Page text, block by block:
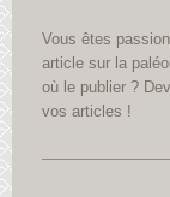
Vous êtes
article sur la
où le publier ?
vos articles !